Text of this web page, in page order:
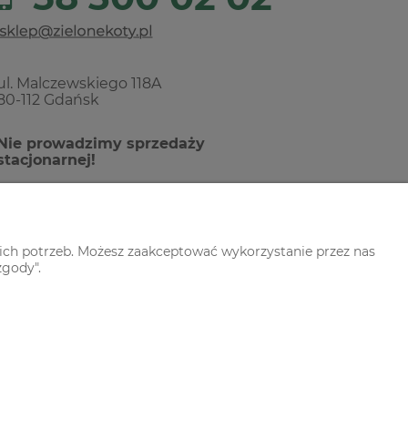
Malczewskiego 118A
112 Gdańsk
Nie prowadzimy sprzedaży
potrzeb. Możesz zaakceptować wykorzystanie przez nas